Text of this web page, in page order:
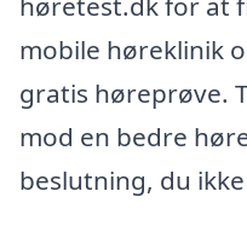
mobile høreklinik
gratis høreprøve.
mod en bedre
beslutning, du